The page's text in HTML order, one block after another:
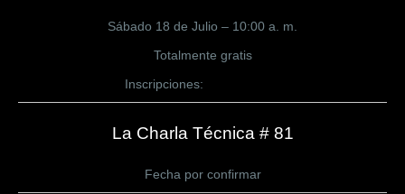
Sábado 18 de Julio – 10:00 a. m.
Totalmente gratis
Inscripciones:
La Charla Técnica # 81
Fecha por confirmar